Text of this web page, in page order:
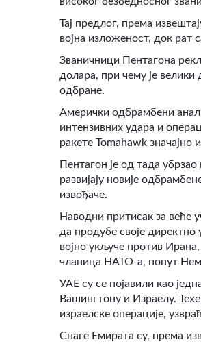
Тај предлог, према
војна изложеност, док рат
Званичници Пентагона
долара, при чему је
одбране.
Амерички одбрамбени
интензивних удара и
ракете Tomahawk значајно
Пентагон је од тада
развијају новије
извођаче.
Наводни притисак за веће
да продубе своје
војно укључе против
чланица НАТО-а, попут
УАЕ су се појавили као
Вашингтону и Израелу.
израелске операције,
Снаге Емирата су, према